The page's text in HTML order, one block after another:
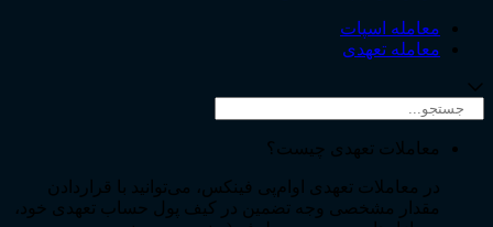
معامله اسپات
معامله تعهدی
معاملات تعهدی چیست؟
در معاملات تعهدی او‌ام‌پی فینکس، می‌توانید با قراردادن
مقدار مشخصی وجه تضمین در کیف پول حساب تعهدی خود،